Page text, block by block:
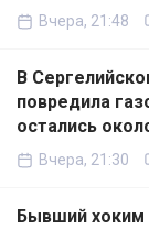
Вчера, 21:48
В
повредила
остались
Вчера, 21:30
Бывший хоким